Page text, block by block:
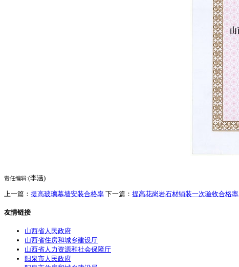
责任编辑:(李涵)
上一篇： 提高玻璃幕墙安装合格率 下一篇： 提高花岗岩石材铺装一次验收合格率
友情链接
山西省人民政府
山西省住房和城乡建设厅
山西省人力资源和社会保障厅
阳泉市人民政府